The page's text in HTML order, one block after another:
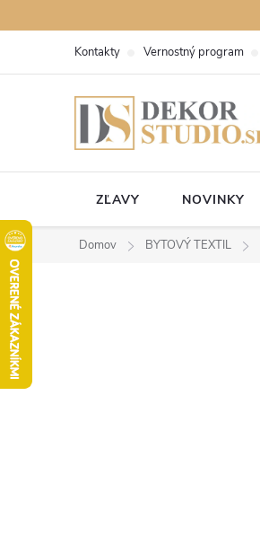
na
Kontakty Vernostný program
ZĽAVY NOVINKY
Domov BYTOVÝ TEXTIL